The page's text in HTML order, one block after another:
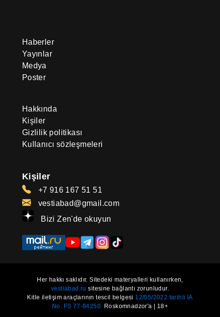
Haberler
Yayınlar
Medya
Poster
Hakkında
Kişiler
Gizlilik politikası
Kullanıcı sözleşmeleri
Kişiler
+7 916 167 51 51
vestiabad@gmail.com
Bizi Zen'de okuyun
Her hakkı saklıdır. Sitedeki materyalleri kullanırken,
vestiabad.ru sitesine bağlantı zorunludur.
Kitle iletişim araçlarının tescil belgesi 12/05/2022 tarihli IA
No. FS 77-84250. Roskomnadzor'a | 18+